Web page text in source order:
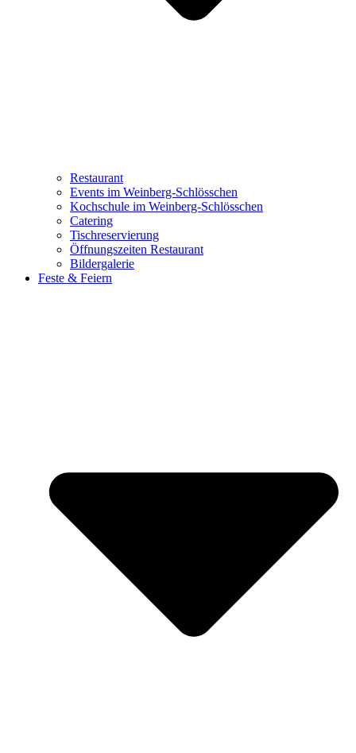
Restaurant
Events im Weinberg-Schlösschen
Kochschule im Weinberg-Schlösschen
Catering
Tischreservierung
Öffnungszeiten Restaurant
Bildergalerie
Feste & Feiern